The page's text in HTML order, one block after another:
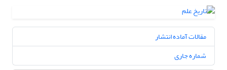
مقالات آماده انتشار
شماره جاری